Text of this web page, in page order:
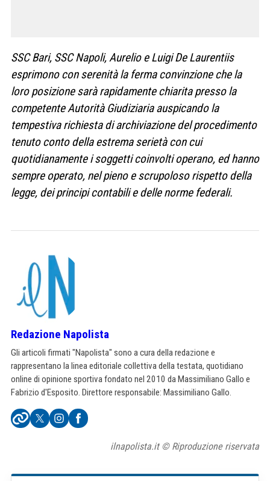
SSC Bari, SSC Napoli, Aurelio e Luigi De Laurentiis
esprimono con serenità la ferma convinzione che la
loro posizione sarà rapidamente chiarita presso la
competente Autorità Giudiziaria auspicando la
tempestiva richiesta di archiviazione del procedimento
tenuto conto della estrema serietà con cui
quotidianamente i soggetti coinvolti operano, ed hanno
sempre operato, nel pieno e scrupoloso rispetto della
legge, dei principi contabili e delle norme federali.
Redazione Napolista
Gli articoli firmati "Napolista" sono a cura della redazione e
rappresentano la linea editoriale collettiva della testata, quotidiano
online di opinione sportiva fondato nel 2010 da Massimiliano Gallo e
Fabrizio d'Esposito. Direttore responsabile: Massimiliano Gallo.
ilnapolista.it © Riproduzione riservata